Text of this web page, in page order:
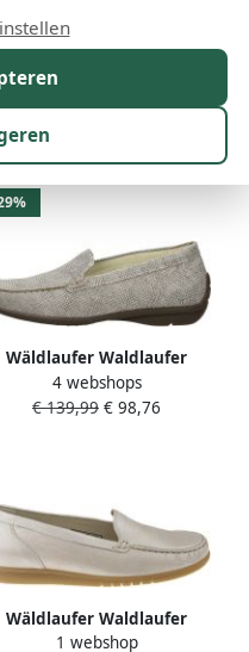
en bieden een
Het tijdloze
dat deze instappers
de beige kleur
je garderobe.
1 Prijs Materiaal
Wäldlaufer Waldlaufer
Harriet Mocassin beige
4 webshops
€ 139,99 € 98,76
Wäldlaufer Waldlaufer
goudkleurige leren dames
1 webshop